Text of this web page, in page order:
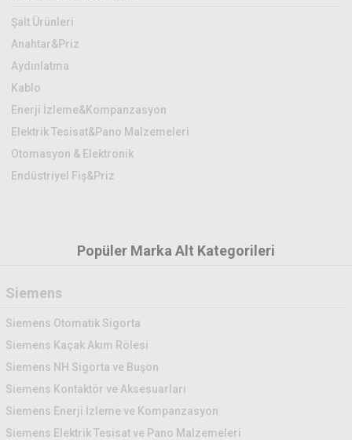
Şalt Ürünleri
Anahtar&Priz
Aydınlatma
Kablo
Enerji İzleme&Kompanzasyon
Elektrik Tesisat&Pano Malzemeleri
Otomasyon & Elektronik
Endüstriyel Fiş&Priz
Popüler Marka Alt Kategorileri
Siemens
Siemens Otomatik Sigorta
Siemens Kaçak Akım Rölesi
Siemens NH Sigorta ve Buşon
Siemens Kontaktör ve Aksesuarları
Siemens Enerji İzleme ve Kompanzasyon
Siemens Elektrik Tesisat ve Pano Malzemeleri